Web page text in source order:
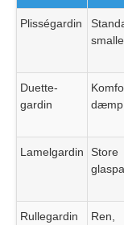
Plisségardin
Duette-
gardin
Lamelgardin
Store
Rullegardin
Ren,